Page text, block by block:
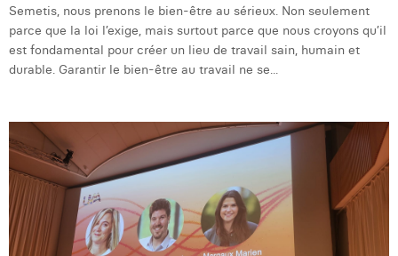
Linda Kraim
Lisa Protin
Lotte Vranckx
Louis Nassogne
Lucas Taels
Manon Houppertz
Semetis, nous prenons le bien-être au sérieux. Non seulement
parce que la loi l’exige, mais surtout parce que nous croyons qu’il
est fondamental pour créer un lieu de travail sain, humain et
durable. Garantir le bien-être au travail ne se...